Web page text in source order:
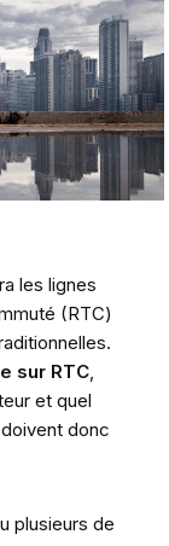
les lignes
(RTC)
sur RTC,
et quel
donc
plusieurs de